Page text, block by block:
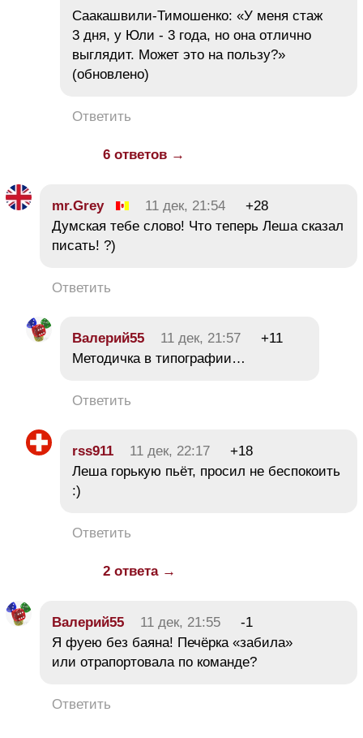
Саакашвили-Тимошенко: «У меня стаж
3 дня, у Юли - 3 года, но она отлично
выглядит. Может это на пользу?»
(обновлено)
Ответить
6 ответов →
mr.Grey 11 дек, 21:54
+28
Думская тебе слово! Что теперь Леша сказал
писать! ?)
Ответить
Валерий55 11 дек, 21:57
+11
Методичка в типографии…
Ответить
rss911 11 дек, 22:17
+18
Леша горькую пьёт, просил не беспокоить
:)
Ответить
2 ответа →
Валерий55 11 дек, 21:55
-1
Я фуею без баяна! Печёрка «забила»
или отрапортовала по команде?
Ответить